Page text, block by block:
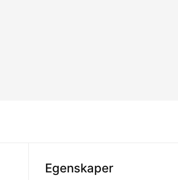
Egenskaper